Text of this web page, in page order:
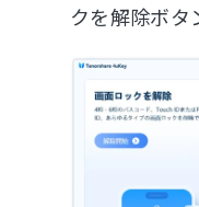
クを解除ボタ